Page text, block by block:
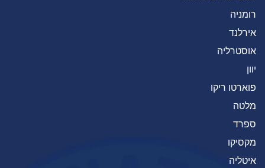
רומניה
אירלנד
אוסטרליה
יוון
פוארטו ריקו
מלטה
ספרד
מקסיקו
איטליה